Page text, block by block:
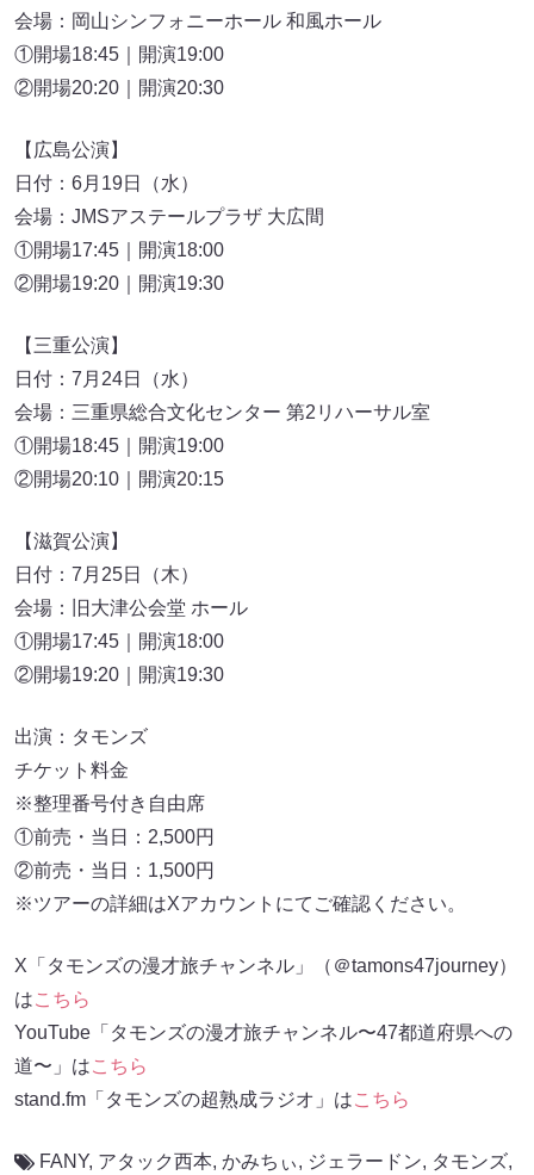
会場：岡山シンフォニーホール 和風ホール
①開場18:45｜開演19:00
②開場20:20｜開演20:30
【広島公演】
日付：6月19日（水）
会場：JMSアステールプラザ 大広間
①開場17:45｜開演18:00
②開場19:20｜開演19:30
【三重公演】
日付：7月24日（水）
会場：三重県総合文化センター 第2リハーサル室
①開場18:45｜開演19:00
②開場20:10｜開演20:15
【滋賀公演】
日付：7月25日（木）
会場：旧大津公会堂 ホール
①開場17:45｜開演18:00
②開場19:20｜開演19:30
出演：タモンズ
チケット料金
※整理番号付き自由席
①前売・当日：2,500円
②前売・当日：1,500円
※ツアーの詳細はXアカウントにてご確認ください。
X「タモンズの漫才旅チャンネル」（＠tamons47journey）
はこちら
YouTube「タモンズの漫才旅チャンネル〜47都道府県への
道〜」はこちら
stand.fm「タモンズの超熟成ラジオ」はこちら
FANY, アタック西本, かみちぃ, ジェラードン, タモンズ,